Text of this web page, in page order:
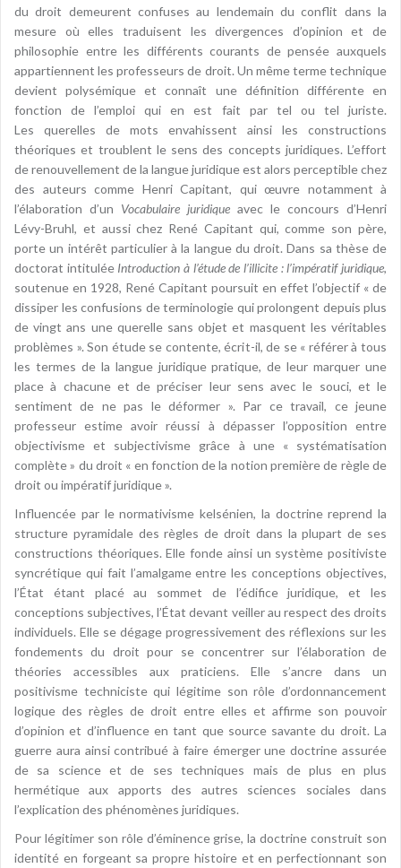
du droit demeurent confuses au lendemain du conflit dans la
mesure où elles traduisent les divergences d’opinion et de
philosophie entre les différents courants de pensée auxquels
appartiennent les professeurs de droit. Un même terme technique
devient polysémique et connaît une définition différente en
fonction de l’emploi qui en est fait par tel ou tel juriste.
Les querelles de mots envahissent ainsi les constructions
théoriques et troublent le sens des concepts juridiques. L’effort
de renouvellement de la langue juridique est alors perceptible chez
des auteurs comme Henri Capitant, qui œuvre notamment à
l’élaboration d’un Vocabulaire juridique avec le concours d’Henri
Lévy-Bruhl, et aussi chez René Capitant qui, comme son père,
porte un intérêt particulier à la langue du droit. Dans sa thèse de
doctorat intitulée Introduction à l’étude de l’illicite : l’impératif juridique,
soutenue en 1928, René Capitant poursuit en effet l’objectif « de
dissiper les confusions de terminologie qui prolongent depuis plus
de vingt ans une querelle sans objet et masquent les véritables
problèmes ». Son étude se contente, écrit-il, de se « référer à tous
les termes de la langue juridique pratique, de leur marquer une
place à chacune et de préciser leur sens avec le souci, et le
sentiment de ne pas le déformer ». Par ce travail, ce jeune
professeur estime avoir réussi à dépasser l’opposition entre
objectivisme et subjectivisme grâce à une « systématisation
complète » du droit « en fonction de la notion première de règle de
droit ou impératif juridique ».
Influencée par le normativisme kelsénien, la doctrine reprend la
structure pyramidale des règles de droit dans la plupart de ses
constructions théoriques. Elle fonde ainsi un système positiviste
syncrétique qui fait l’amalgame entre les conceptions objectives,
l’État étant placé au sommet de l’édifice juridique, et les
conceptions subjectives, l’État devant veiller au respect des droits
individuels. Elle se dégage progressivement des réflexions sur les
fondements du droit pour se concentrer sur l’élaboration de
théories accessibles aux praticiens. Elle s’ancre dans un
positivisme techniciste qui légitime son rôle d’ordonnancement
logique des règles de droit entre elles et affirme son pouvoir
d’opinion et d’influence en tant que source savante du droit. La
guerre aura ainsi contribué à faire émerger une doctrine assurée
de sa science et de ses techniques mais de plus en plus
hermétique aux apports des autres sciences sociales dans
l’explication des phénomènes juridiques.
Pour légitimer son rôle d’éminence grise, la doctrine construit son
identité en forgeant sa propre histoire et en perfectionnant son